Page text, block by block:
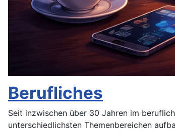
Berufliches
Seit inzwischen über 30 Jahren im
unterschiedlichsten Themenbereichen